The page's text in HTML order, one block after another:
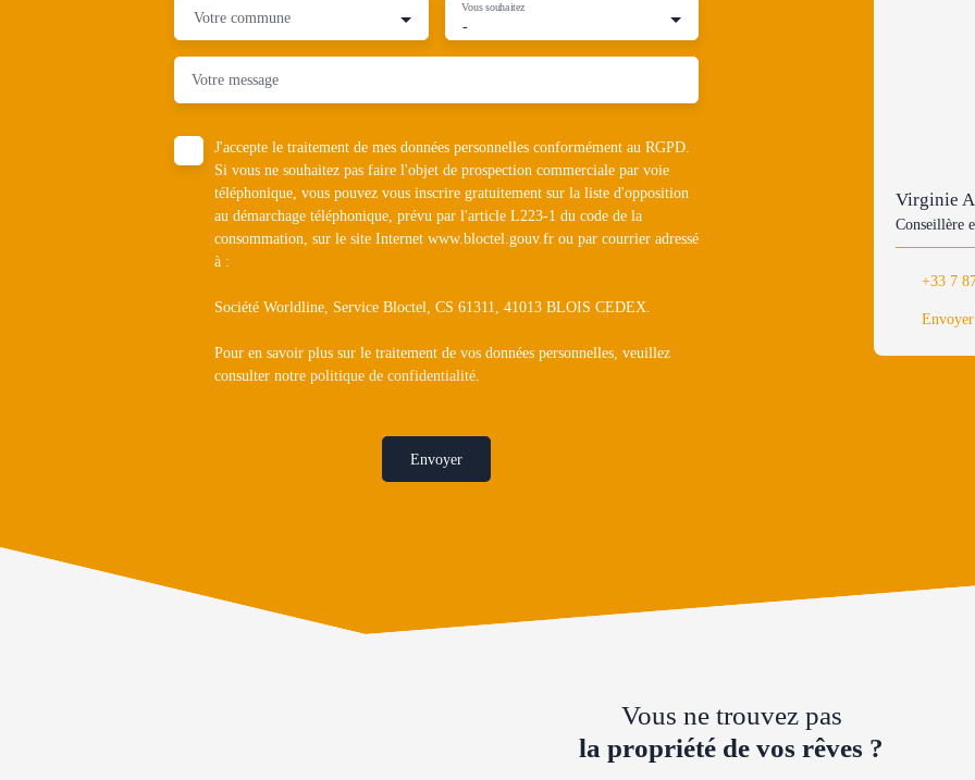
Votre commune -
Vous souhaitez
Votre message
J'accepte le traitement de mes données personnelles conformément au RGPD.
Si vous ne souhaitez pas faire l'objet de prospection commerciale par voie
téléphonique, vous pouvez vous inscrire gratuitement sur la liste d'opposition
au démarchage téléphonique, prévu par l'article L223-1 du code de la
consommation, sur le site Internet www.bloctel.gouv.fr ou par courrier adressé
à :
Société Worldline, Service Bloctel, CS 61311, 41013 BLOIS CEDEX.
Pour en savoir plus sur le traitement de vos données personnelles, veuillez
consulter notre politique de confidentialité.
Envoyer
Virginie
Conseillère
+33 7
Vous ne trouvez pas
la propriété de vos rêves ?